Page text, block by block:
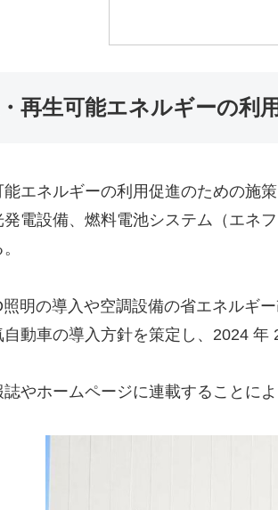
再生可能エネルギーの利
エネルギーの利用促進のための施
電設備、燃料電池システム（エネ
明の導入や空調設備の省エネルギ
動車の導入方針を策定し、2024 年
やホームページに連載することに